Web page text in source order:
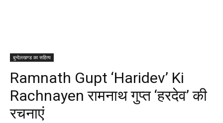
बुन्देलखण्ड का सहित्य
Ramnath Gupt ‘Haridev’ Ki
Rachnayen रामनाथ गुप्त ‘हरदेव’ की
रचनाएं